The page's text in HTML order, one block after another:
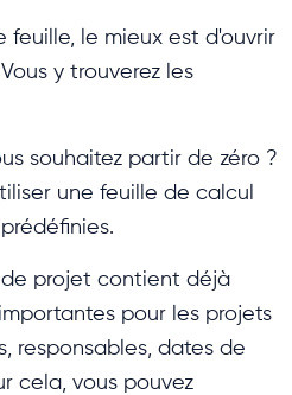
feuille, le mieux est d'ouvrir
y trouverez les
souhaitez partir de zéro ?
une feuille de calcul
projet contient déjà
pour les projets
responsables, dates de
cela, vous pouvez